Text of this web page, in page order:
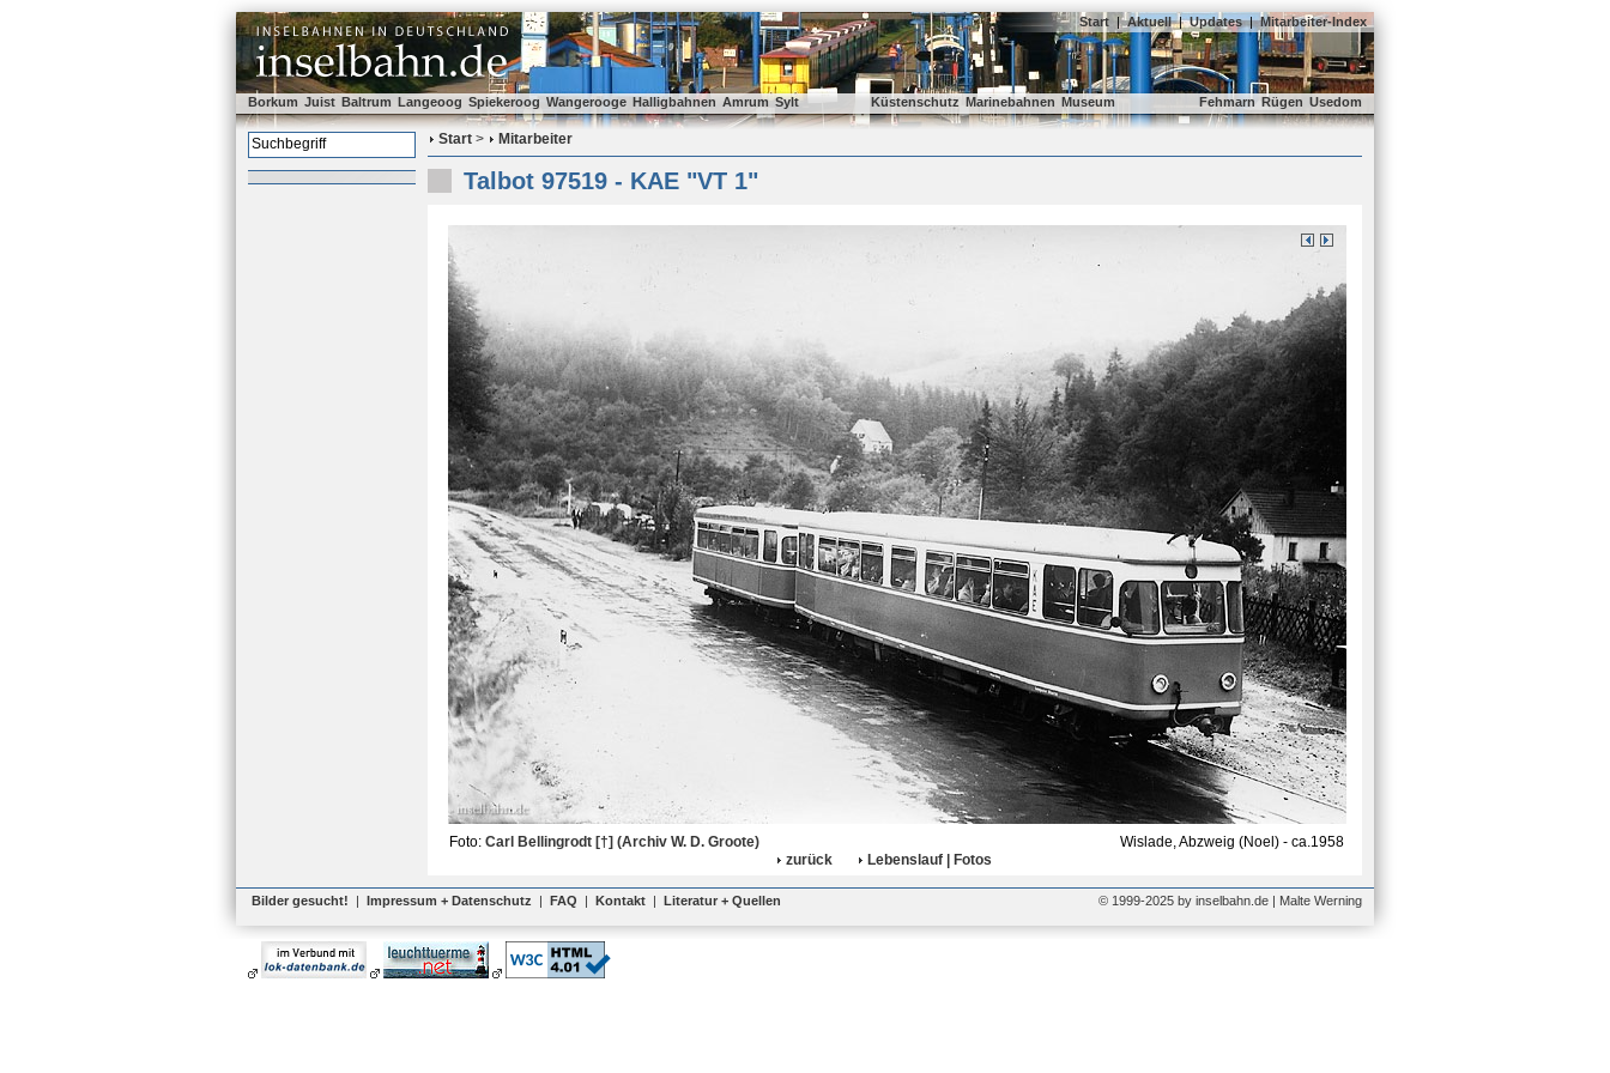
Start | Aktuell | Updates | Mitarbeiter-Index
Borkum Juist Baltrum Langeoog Spiekeroog Wangerooge Halligbahnen Amrum Sylt Küstenschutz Marinebahnen Museum Fehmarn Rügen Usedom
Start > Mitarbeiter
Talbot 97519 - KAE "VT 1"
Foto: Carl Bellingrodt [†] (Archiv W. D. Groote)
Wislade, Abzweig (Noel) - ca.1958
zurück
Lebenslauf | Fotos
Bilder gesucht! | Impressum + Datenschutz | FAQ | Kontakt | Literatur + Quellen © 1999-2025 by inselbahn.de | Malte Werning